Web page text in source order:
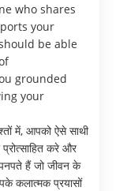
who shares
your
be able
grounded
your
में, आपको ऐसे साथी
करे और
हैं जो जीवन के
कलात्मक प्रयासों